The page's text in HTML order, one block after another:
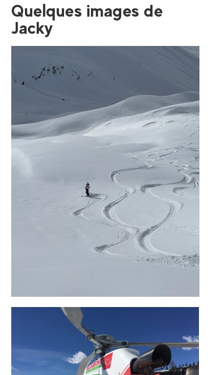
Quelques images de
Jacky